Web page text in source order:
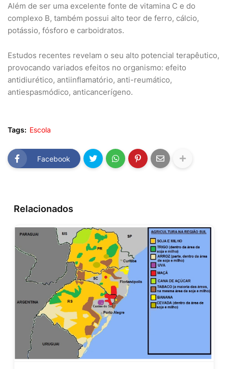
Além de ser uma excelente fonte de vitamina C e do
complexo B, também possui alto teor de ferro, cálcio,
potássio, fósforo e carboidratos.
Estudos recentes revelam o seu alto potencial terapêutico,
provocando variados efeitos no organismo: efeito
antidiurético, antiinflamatório, anti-reumático,
antiespasmódico, anticancerígeno.
Tags: Escola
Facebook
Relacionados